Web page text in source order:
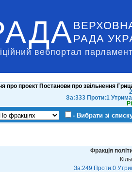
РАДА
вебпортал
про проект Постанови про звільнення
За:333 Проти:1
- Вибрати зі
Фракція
За:249 Проти:0